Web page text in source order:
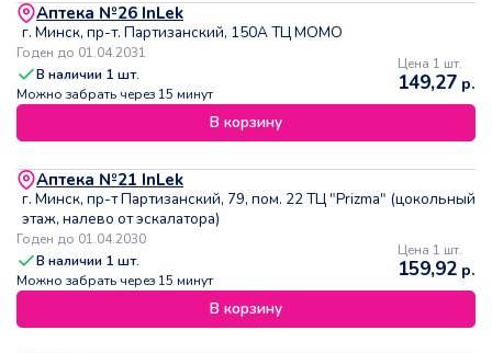
Аптека №26 InLek
г. Минск, пр-т. Партизанский, 150А ТЦ МОМО
Годен до 01.04.2031
В наличии 1 шт.
Можно забрать через 15 минут
Цена 1 шт.
149,27 р.
В корзину
Аптека №21 InLek
г. Минск, пр-т Партизанский, 79, пом. 22 ТЦ "Prizma" (цокольный
этаж, налево от эскалатора)
Годен до 01.04.2030
В наличии 1 шт.
Можно забрать через 15 минут
Цена 1 шт.
159,92 р.
В корзину